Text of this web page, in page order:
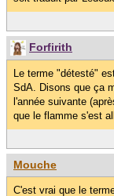
Forfirith
Le terme "détesté"
SdA. Disons que ça
l'année suivante
que le flamme s'est
Mouche
C'est vrai que le